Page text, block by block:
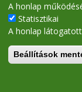
A honlap
Statisztikai
A honlap
Beállítások